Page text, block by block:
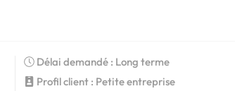
Délai demandé : Long terme
Profil client : Petite entreprise